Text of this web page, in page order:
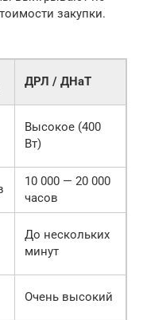
закупки.
ДРЛ / ДНаТ
Высокое (400
Вт)
10 000 — 20 000
часов
До нескольких
минут
Очень высокий